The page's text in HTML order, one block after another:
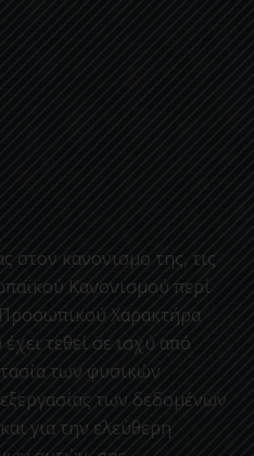
κανονισμο της, τις
Κανονισμού περί
Χαρακτήρα
τεθεί σε ισχύ από
των φυσικών
των δεδομένων
για την ελεύθερη